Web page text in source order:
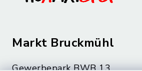
Markt Bruckmühl
Gewerbepark BWB 13